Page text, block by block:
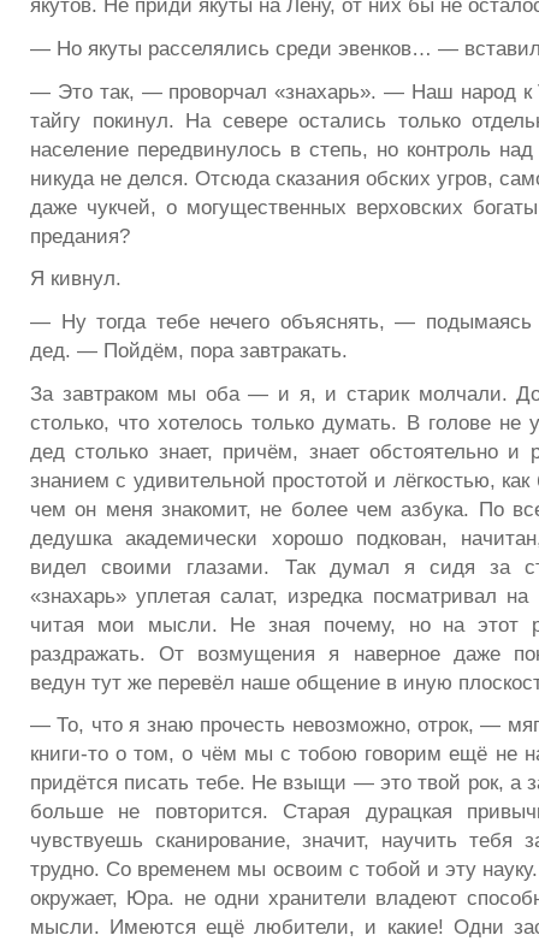
якутов. Не приди якуты на Лену, от них бы не
— Но якуты расселялись среди эвенков… —
— Это так, — проворчал «знахарь». — Наш народ к
тайгу покинул. На севере остались только
население передвинулось в степь, но контроль
никуда не делся. Отсюда сказания обских угров,
даже чукчей, о могущественных верховских
предания?
Я кивнул.
— Ну тогда тебе нечего объяснять, — подымаясь
дед. — Пойдём, пора завтракать.
За завтраком мы оба — и я, и старик молчали. До
столько, что хотелось только думать. В голове не
дед столько знает, причём, знает обстоятельно и
знанием с удивительной простотой и лёгкостью,
чем он меня знакомит, не более чем азбука. По
дедушка академически хорошо подкован,
видел своими глазами. Так думал я сидя за
«знахарь» уплетая салат, изредка посматривал на
читая мои мысли. Не зная почему, но на этот
раздражать. От возмущения я наверное даже
ведун тут же перевёл наше общение в иную
— То, что я знаю прочесть невозможно, отрок, —
книги-то о том, о чём мы с тобою говорим ещё не
придётся писать тебе. Не взыщи — это твой рок, а
больше не повторится. Старая дурацкая
чувствуешь сканирование, значит, научить тебя
трудно. Со временем мы освоим с тобой и эту
окружает, Юра. не одни хранители владеют
мысли. Имеются ещё любители, и какие! Одни